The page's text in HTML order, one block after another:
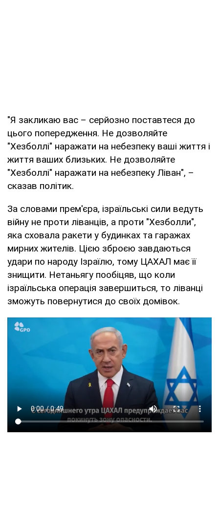
"Я закликаю вас – серйозно поставтеся до
цього попередження. Не дозволяйте
"Хезболлі" наражати на небезпеку ваші життя і
життя ваших близьких. Не дозволяйте
"Хезболлі" наражати на небезпеку Ліван", –
сказав політик.
За словами прем'єра, ізраїльські сили ведуть
війну не проти ліванців, а проти "Хезболли",
яка сховала ракети у будинках та гаражах
мирних жителів. Цією зброєю завдаються
удари по народу Ізраїлю, тому ЦАХАЛ має її
знищити. Нетаньягу пообіцяв, що коли
ізраїльська операція завершиться, то ліванці
зможуть повернутися до своїх домівок.